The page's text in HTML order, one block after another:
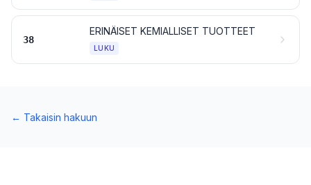
38
ERINÄISET KEMIALLISET TUOTTEET
LUKU
← Takaisin hakuun